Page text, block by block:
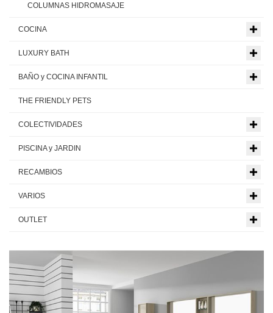
COLUMNAS HIDROMASAJE
COCINA
LUXURY BATH
BAÑO y COCINA INFANTIL
THE FRIENDLY PETS
COLECTIVIDADES
PISCINA y JARDIN
RECAMBIOS
VARIOS
OUTLET